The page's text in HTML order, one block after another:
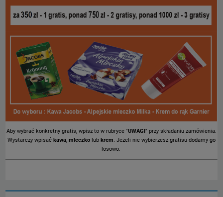
Aby wybrać konkretny gratis, wpisz to w rubryce "UWAGI" przy składaniu zamówienia.
Wystarczy wpisać kawa, mleczko lub krem. Jeżeli nie wybierzesz gratisu dodamy go
losowo.